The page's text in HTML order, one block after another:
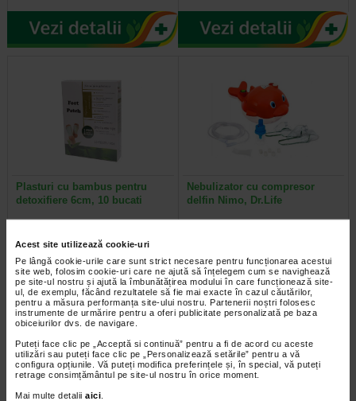
Acest site utilizează cookie-uri
Pe lângă cookie-urile care sunt strict necesare pentru funcționarea acestui
site web, folosim cookie-uri care ne ajută să înțelegem cum se navighează
pe site-ul nostru și ajută la îmbunătățirea modului în care funcționează site-
ul, de exemplu, făcând rezultatele să fie mai exacte în cazul căutărilor,
pentru a măsura performanța site-ului nostru. Partenerii noștri folosesc
instrumente de urmărire pentru a oferi publicitate personalizată pe baza
obiceiurilor dvs. de navigare.
Puteți face clic pe „Acceptă si continuă” pentru a fi de acord cu aceste
utilizări sau puteți face clic pe „Personalizează setările” pentru a vă
configura opțiunile. Vă puteți modifica preferințele și, în special, vă puteți
retrage consimțământul pe site-ul nostru în orice moment.
Mai multe detalii aici
Plasturi cu bambus pentru
detoxifiere 6cm, 10 bucati
pentru un organism sanatos, insa
stiai ca exista o metoda usoara si…
Nebulizator cu compresor
delfin Nimo, Dr.Life
pentru tratarea afectiunilor…